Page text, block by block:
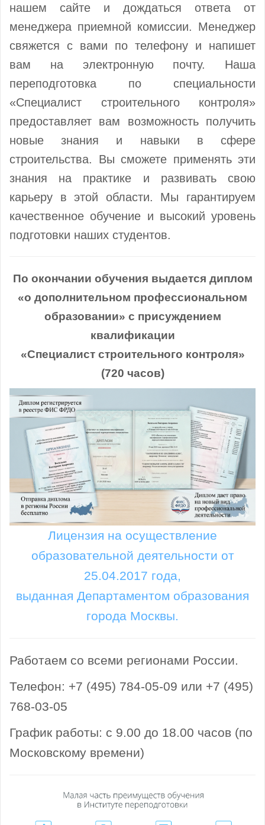
нашем сайте и дождаться ответа от
менеджера приемной комиссии. Менеджер
свяжется с вами по телефону и напишет
вам на электронную почту. Наша
переподготовка по специальности
«Специалист строительного контроля»
предоставляет вам возможность получить
новые знания и навыки в сфере
строительства. Вы сможете применять эти
знания на практике и развивать свою
карьеру в этой области. Мы гарантируем
качественное обучение и высокий уровень
подготовки наших студентов.
По окончании обучения выдается диплом
«о дополнительном профессиональном
образовании» с присуждением
квалификации
«Специалист строительного контроля»
(720 часов)
Лицензия на осуществление
образовательной деятельности от
25.04.2017 года,
выданная Департаментом образования
города Москвы.
Работаем со всеми регионами России.
Телефон: +7 (495) 784-05-09 или +7 (495)
768-03-05
График работы: с 9.00 до 18.00 часов (по
Московскому времени)